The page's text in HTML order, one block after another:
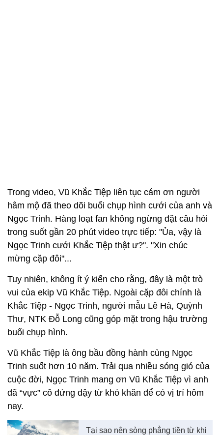
Trong video, Vũ Khắc Tiệp liên tục cám ơn người
hâm mộ đã theo dõi buổi chụp hình cưới của anh và
Ngọc Trinh. Hàng loạt fan không ngừng đặt câu hỏi
trong suốt gần 20 phút video trực tiếp: "Ủa, vậy là
Ngọc Trinh cưới Khắc Tiệp thật ư?". "Xin chúc
mừng cặp đôi"...
Tuy nhiên, không ít ý kiến cho rằng, đây là một trò
vui của ekip Vũ Khắc Tiệp. Ngoài cặp đôi chính là
Khắc Tiệp - Ngọc Trinh, người mẫu Lê Hà, Quỳnh
Thư, NTK Đỗ Long cũng góp mặt trong hậu trường
buổi chụp hình.
Vũ Khắc Tiệp là ông bầu đồng hành cùng Ngọc
Trinh suốt hơn 10 năm. Trải qua nhiều sóng gió của
cuộc đời, Ngọc Trinh mang ơn Vũ Khắc Tiệp vì anh
đã “vực” cô đứng dậy từ khó khăn để có vị trí hôm
nay.
Tại sao nên sòng phẳng tiền từ khi